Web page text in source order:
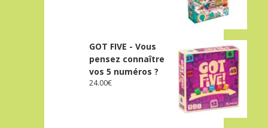
GOT FIVE - Vous
pensez connaître
vos 5 numéros ?
24.00€